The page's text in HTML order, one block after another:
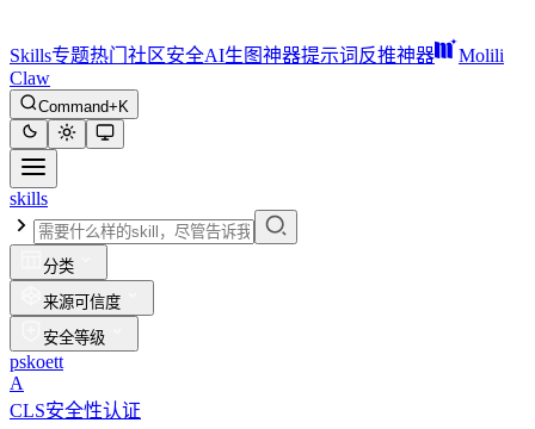
Skills专题热门 社区安全AI生图神器提示词反推神器
Molili
Claw
Command+K
skills
分类
来源可信度
安全等级
pskoett
A
CLS安全性认证